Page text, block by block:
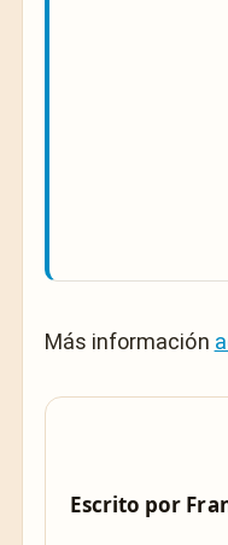
Más información
Escrito por